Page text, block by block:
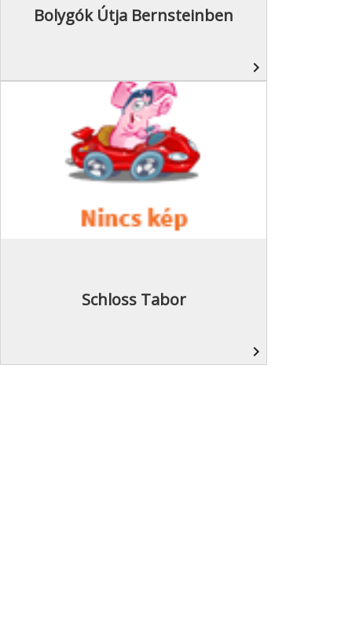
Bolygók Útja Bernsteinben
navigate_next
Schloss Tabor
navigate_next